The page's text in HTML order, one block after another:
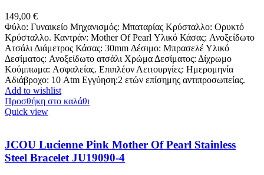
149,00 €
Φύλο: Γυναικείο Μηχανισμός: Μπαταρίας Κρύσταλλο: Ορυκτό
Κρύσταλλο. Καντράν: Mother Of Pearl Υλικό Κάσας: Ανοξείδωτο
Ατσάλι Διάμετρος Κάσας: 30mm Δέσιμο: Μπρασελέ Υλικό
Δεσίματος: Ανοξείδωτο ατσάλι Χρώμα Δεσίματος: Δίχρωμο
Κούμπωμα: Ασφαλείας. Επιπλέον Λειτουργίες: Ημερομηνία
Αδιάβροχο: 10 Atm Εγγύηση:2 ετών επίσημης αντιπροσωπείας.
Add to wishlist
Προσθήκη στο καλάθι
Quick view
JCOU Lucienne Pink Mother Of Pearl Stainless
Steel Bracelet JU19090-4